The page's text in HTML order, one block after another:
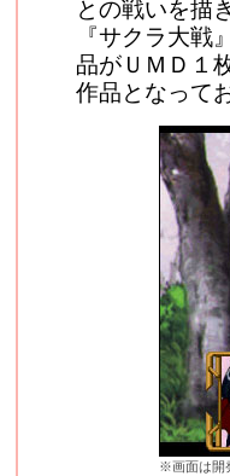
との戦いを描
『サクラ大
品がＵＭＤ１
作品となって
※画面は開